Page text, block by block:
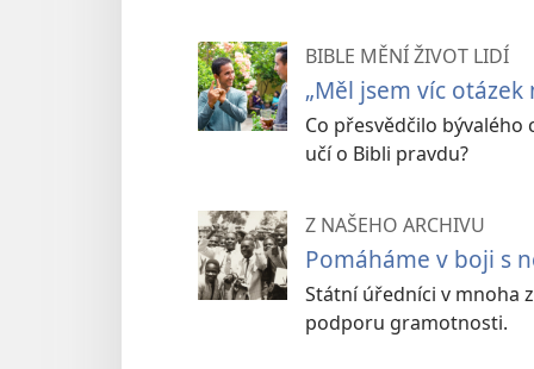
BIBLE MĚNÍ ŽIVOT LIDÍ
„Měl jsem víc otázek
Co přesvědčilo bývalého
učí o Bibli pravdu?
Z NAŠEHO ARCHIVU
Pomáháme v boji s
Státní úředníci v mnoha
podporu gramotnosti.